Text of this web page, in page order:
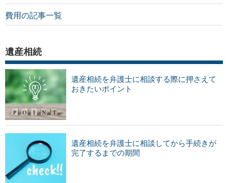
費用の記事一覧
遺産相続
遺産相続を弁護士に相談する際に押さえて
おきたいポイント
遺産相続を弁護士に相談してから手続きが
完了するまでの期間